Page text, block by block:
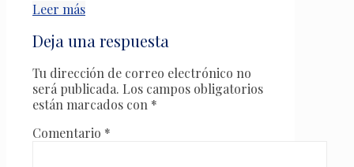
Leer más
Deja una respuesta
Tu dirección de correo electrónico no
será publicada. Los campos obligatorios
están marcados con *
Comentario *